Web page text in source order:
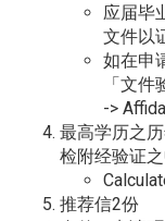
应届毕
文件以
如在申
「文件
->
最高学历之
检附经验证
推荐信2份